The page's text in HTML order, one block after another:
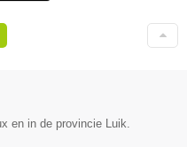
en in de provincie Luik.